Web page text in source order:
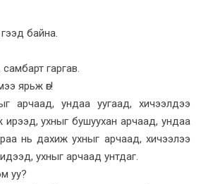
байна.
гаргав.
ярьж өг!
арчаад, ундаа уугаад, хичээлдээ
ирээд, ухныг бушуухан арчаад, ундаа
нь дахиж ухныг арчаад, хичээлээ
ухныг арчаад унтдаг.
уу?